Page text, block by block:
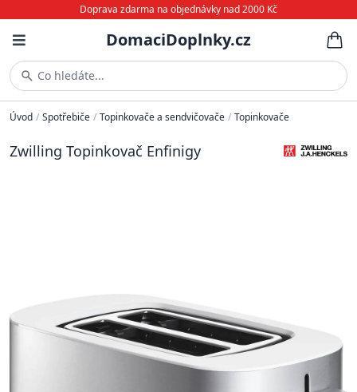
Doprava zdarma na objednávky nad 2000 Kč
DomaciDoplnky.cz
Co hledáte...
Úvod / Spotřebiče / Topinkovače a sendvičovače / Topinkovače
Zwilling Topinkovač Enfinigy